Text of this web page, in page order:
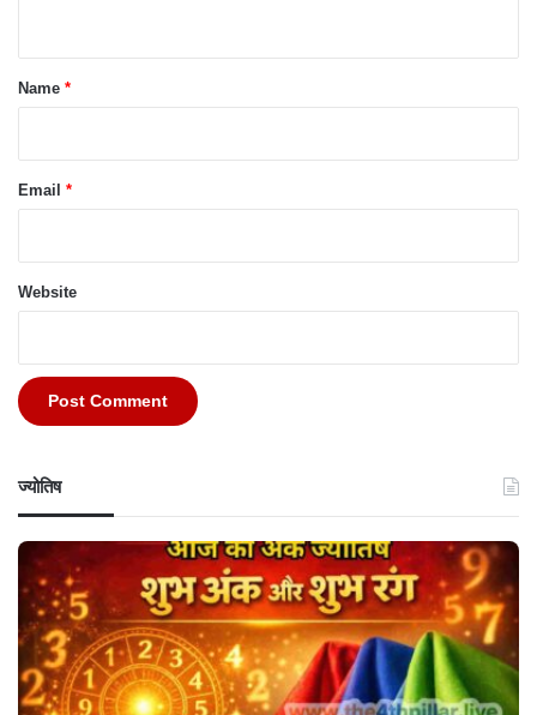
*Name *
Email *
Website
ज्योतिष